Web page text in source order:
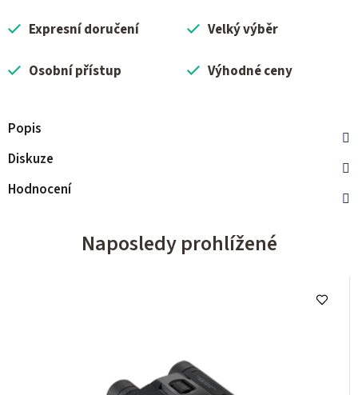
Expresní doručení Velký výběr
Osobní přístup Výhodné ceny
Popis
Diskuze
Hodnocení
Naposledy prohlížené